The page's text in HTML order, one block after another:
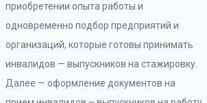
приобретении опыта работы и
одновременно подбор предприятий и
организаций, которые готовы принимать
инвалидов — выпускников на стажировку.
Далее — оформление документов на